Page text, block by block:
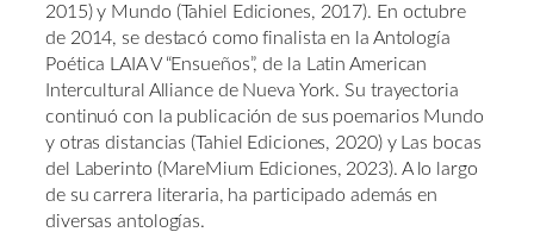
2015) y Mundo (Tahiel Ediciones, 2017). En octubre
de 2014, se destacó como finalista en la Antología
Poética LAIA V “Ensueños”, de la Latin American
Intercultural Alliance de Nueva York. Su trayectoria
continuó con la publicación de sus poemarios Mundo
y otras distancias (Tahiel Ediciones, 2020) y Las bocas
del Laberinto (MareMium Ediciones, 2023). A lo largo
de su carrera literaria, ha participado además en
diversas antologías.